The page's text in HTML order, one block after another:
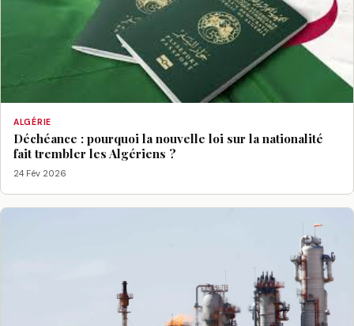
ALGÉRIE
Déchéance : pourquoi la nouvelle loi sur la nationalité
fait trembler les Algériens ?
24 Fév 2026